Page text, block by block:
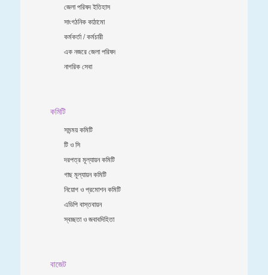
জেলা পরিষদ ইতিহাস
সাংগঠনিক কাঠামো
কর্মকর্তা / কর্মচারী
এক নজরে জেলা পরিষদ
নাগরিক সেবা
কমিটি
সমন্ময় কমিটি
টি ও সি
দরপত্র মূল্যায়ন কমিটি
গাছ মূল্যায়ন কমিটি
নিয়োগ ও প্রমোশন কমিটি
এডিপি বাস্তবায়ন
স্বচ্ছতা ও জবাবদিহিতা
বাজেট